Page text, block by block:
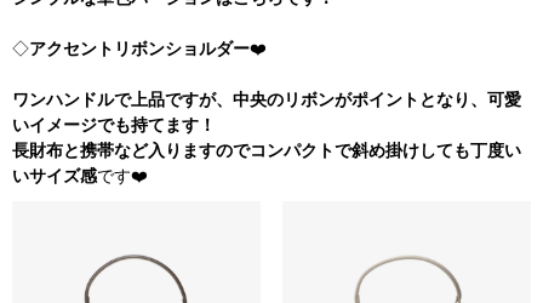
◇アクセントリボンショルダー❤️
ワンハンドルで上品ですが、中央のリボンがポイントとなり、可愛
いイメージでも持てます！
長財布と携帯など入りますのでコンパクトで斜め掛けしても丁度い
いサイズ感です❤️